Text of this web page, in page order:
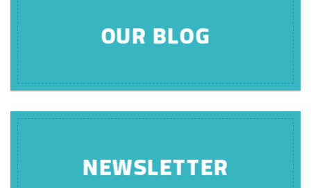
OUR BLOG
NEWSLETTER